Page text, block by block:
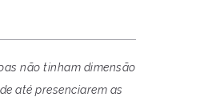
não tinham dimensão
até presenciarem as